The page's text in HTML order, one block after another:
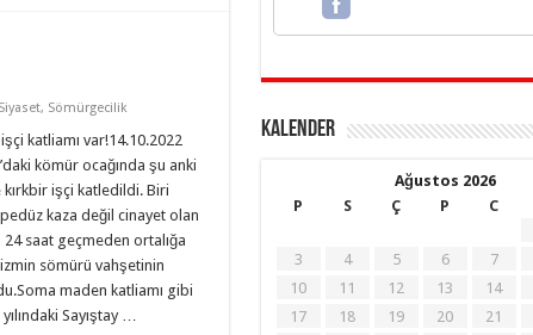
Siyaset, Sömürgecilik
katliamı var!14.10.2022
kömür ocağında şu anki
işçi katledildi. Biri
kaza değil cinayet olan
saat geçmeden ortalığa
sömürü vahşetinin
maden katliamı gibi
Sayıştay …
KALENDER
Ağustos 2026
P
S Ç P C
3
4 5 6 7
10
11 12 13 14
17
18 19 20 21